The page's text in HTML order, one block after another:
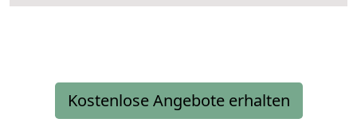
Kostenlose Angebote erhalten